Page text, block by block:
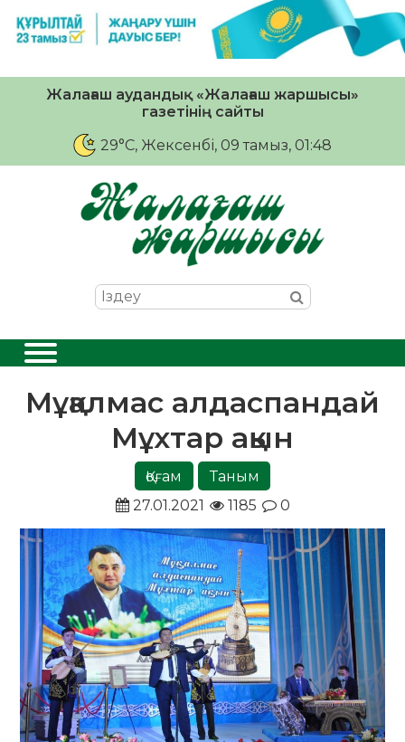
Жалағаш аудандық «Жалағаш жаршысы»
газетінің сайты
29°C, Жексенбі, 09 тамыз, 01:48
Мұқалмас алдаспандай
Мұхтар ақын
Қоғам
Таным
27.01.2021
1185 0